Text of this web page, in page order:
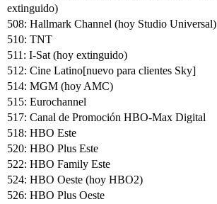
extinguido)
508: Hallmark Channel (hoy Studio Universal)
510: TNT
511: I-Sat (hoy extinguido)
512: Cine Latino[nuevo para clientes Sky]
514: MGM (hoy AMC)
515: Eurochannel
517: Canal de Promoción HBO-Max Digital
518: HBO Este
520: HBO Plus Este
522: HBO Family Este
524: HBO Oeste (hoy HBO2)
526: HBO Plus Oeste